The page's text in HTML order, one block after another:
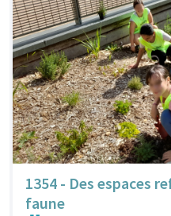
1354 - Des espaces
faune